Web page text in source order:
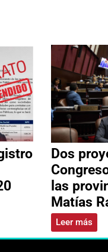
Dos
las
Matías
Leer más